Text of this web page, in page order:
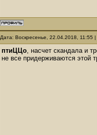
Дата: Воскресенье, 22.04.2018,
птиЦЦо, насчет скандала и
не все придерживаются этой